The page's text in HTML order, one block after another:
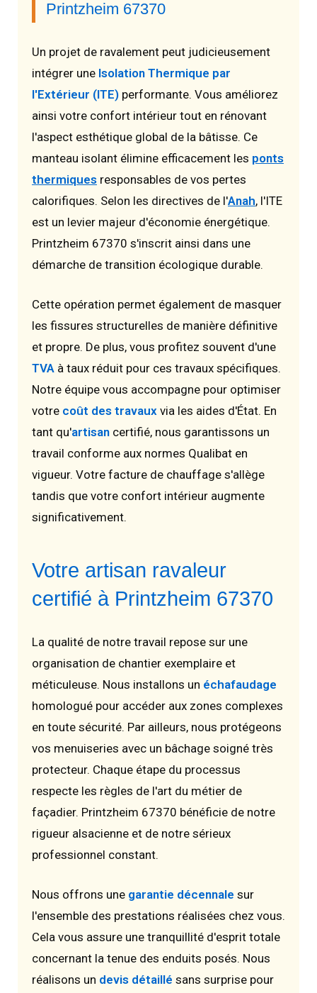
Printzheim 67370
Un projet de ravalement peut judicieusement
intégrer une Isolation Thermique par
l'Extérieur (ITE) performante. Vous améliorez
ainsi votre confort intérieur tout en rénovant
l'aspect esthétique global de la bâtisse. Ce
manteau isolant élimine efficacement les ponts
thermiques responsables de vos pertes
calorifiques. Selon les directives de l'Anah, l'ITE
est un levier majeur d'économie énergétique.
Printzheim 67370 s'inscrit ainsi dans une
démarche de transition écologique durable.
Cette opération permet également de masquer
les fissures structurelles de manière définitive
et propre. De plus, vous profitez souvent d'une
TVA à taux réduit pour ces travaux spécifiques.
Notre équipe vous accompagne pour optimiser
votre coût des travaux via les aides d'État. En
tant qu'artisan certifié, nous garantissons un
travail conforme aux normes Qualibat en
vigueur. Votre facture de chauffage s'allège
tandis que votre confort intérieur augmente
significativement.
Votre artisan ravaleur
certifié à Printzheim 67370
La qualité de notre travail repose sur une
organisation de chantier exemplaire et
méticuleuse. Nous installons un échafaudage
homologué pour accéder aux zones complexes
en toute sécurité. Par ailleurs, nous protégeons
vos menuiseries avec un bâchage soigné très
protecteur. Chaque étape du processus
respecte les règles de l'art du métier de
façadier. Printzheim 67370 bénéficie de notre
rigueur alsacienne et de notre sérieux
professionnel constant.
Nous offrons une garantie décennale sur
l'ensemble des prestations réalisées chez vous.
Cela vous assure une tranquillité d'esprit totale
concernant la tenue des enduits posés. Nous
réalisons un devis détaillé sans surprise pour